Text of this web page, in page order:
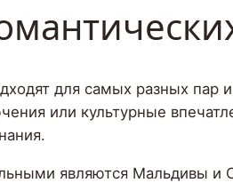
для самых разных пар
или культурные
являются Мальдивы и